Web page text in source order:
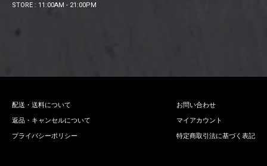
STORE : 11:00AM - 21:00PM
配送・送料について
返品・キャンセルについて
プライバシーポリシー
お問い合わせ
マイアカウント
特定商取引法に基づく表記